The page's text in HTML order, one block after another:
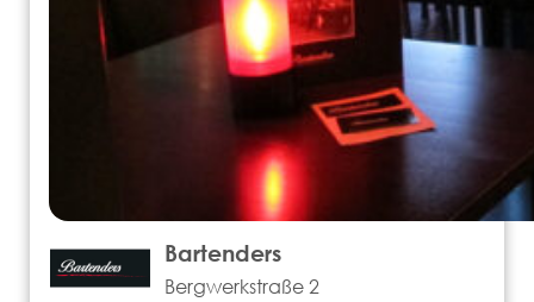
Bartenders
Bergwerkstraße 2